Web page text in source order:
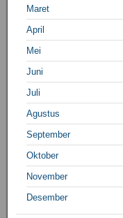
Maret
April
Mei
Juni
Juli
Agustus
September
Oktober
November
Desember